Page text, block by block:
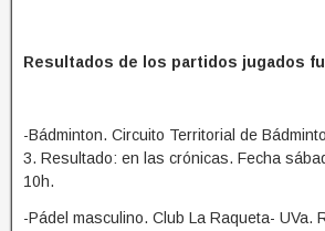
Resultados de los partidos jugados
-Bádminton. Circuito Territorial de
3. Resultado: en las crónicas. Fecha
10h.
-Pádel masculino. Club La Raqueta- UVa.